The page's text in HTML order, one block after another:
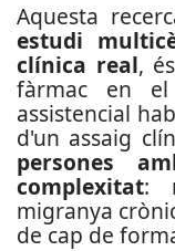
Aquesta
estudi
clínica real,
fàrmac en
assistencial
d'un assaig
persones
complexitat:
migranya
de cap de